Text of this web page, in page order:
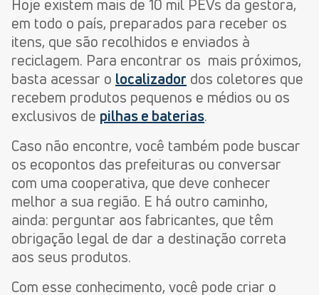
Hoje existem mais de 10 mil PEVs da gestora,
em todo o país, preparados para receber os
itens, que são recolhidos e enviados à
reciclagem. Para encontrar os mais próximos,
basta acessar o localizador dos coletores que
recebem produtos pequenos e médios ou os
exclusivos de pilhas e baterias.
Caso não encontre, você também pode buscar
os ecopontos das prefeituras ou conversar
com uma cooperativa, que deve conhecer
melhor a sua região. E há outro caminho,
ainda: perguntar aos fabricantes, que têm
obrigação legal de dar a destinação correta
aos seus produtos.
Com esse conhecimento, você pode criar o